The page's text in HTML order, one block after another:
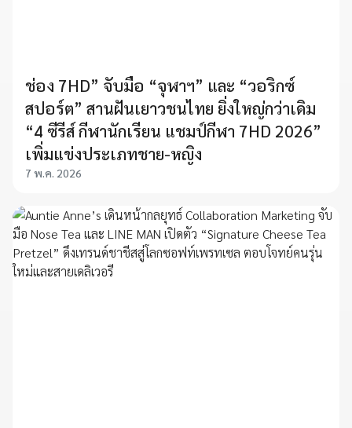
ช่อง 7HD” จับมือ “จุฬาฯ” และ “วอริกซ์
สปอร์ต” สานฝันเยาวชนไทย ยิ่งใหญ่กว่าเดิม
“4 ซีรีส์ กีฬานักเรียน แชมป์กีฬา 7HD 2026”
เพิ่มแข่งประเภทชาย-หญิง
7 พ.ค. 2026